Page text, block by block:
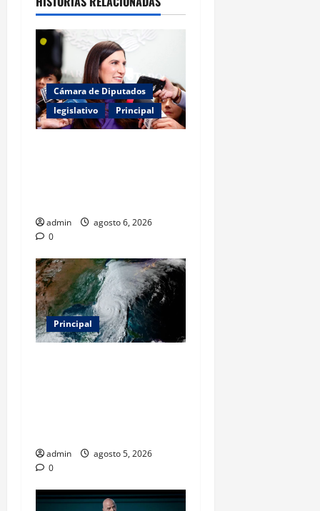
Cámara de Diputados
legislativo
Principal
admin
agosto 6, 2026
0
Principal
admin
agosto 5, 2026
0